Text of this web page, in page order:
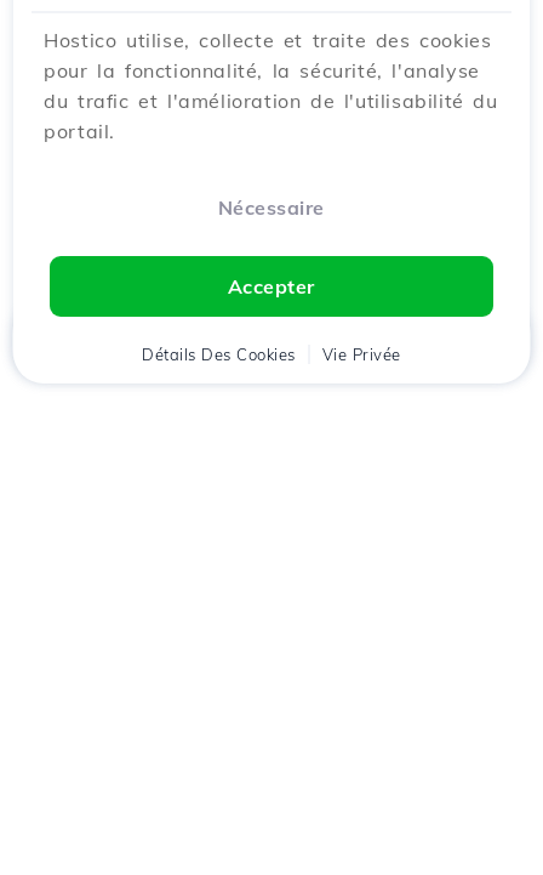
Hostico utilise, collecte et traite des cookies
pour la fonctionnalité, la sécurité, l'analyse
du trafic et l'amélioration de l'utilisabilité du
portail.
Nécessaire
Accepter
Détails Des Cookies Vie Privée
Client Panier Chat